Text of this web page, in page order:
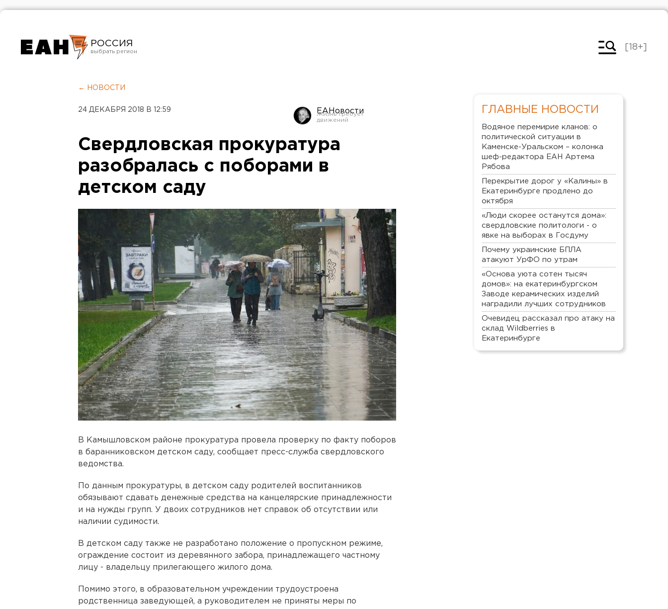
РОССИЯ
Челябинск
[18+]
← НОВОСТИ
24 ДЕКАБРЯ 2018 В 12:59 ЕАНовости
Свердловская прокуратура
разобралась с поборами в
детском саду
В Камышловском районе прокуратура провела проверку по факту поборов
в баранниковском детском саду, сообщает пресс-служба свердловского
ведомства.
По данным прокуратуры, в детском саду родителей воспитанников
обязывают сдавать денежные средства на канцелярские принадлежности
и на нужды групп. У двоих сотрудников нет справок об отсутствии или
наличии судимости.
В детском саду также не разработано положение о пропускном режиме,
ограждение состоит из деревянного забора, принадлежащего частному
лицу - владельцу прилегающего жилого дома.
Помимо этого, в образовательном учреждении трудоустроена
родственница заведующей, а руководителем не приняты меры по
ГЛАВНЫЕ НОВОСТИ
Водяное перемирие кланов: о
политической ситуации в
Каменске-Уральском – колонка
шеф-редактора ЕАН Артема
Рябова
Перекрытие дорог у «Калины» в
Екатеринбурге продлено до
октября
«Люди скорее останутся дома»:
свердловские политологи - о
явке на выборах в Госдуму
Почему украинские БПЛА
атакуют УрФО по утрам
«Основа уюта сотен тысяч
домов»: на екатеринбургском
Заводе керамических изделий
наградили лучших сотрудников
Очевидец рассказал про атаку на
склад Wildberries в
Екатеринбурге